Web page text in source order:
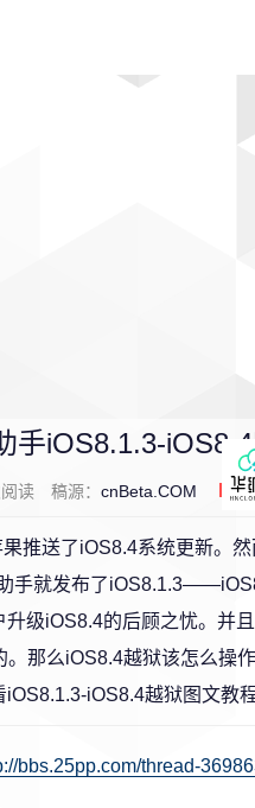
手iOS8.1.3-
读 稿源： cnBeta.COM 0
推送了iOS8.4系统更新。
手就发布了
级iOS8.4的后顾之忧。并
。那么iOS8.4越狱该怎么操
iOS8.4越狱图文教
bbs.25pp.com/thread-